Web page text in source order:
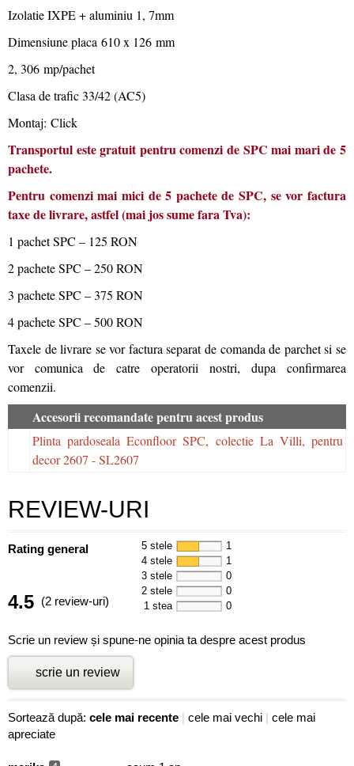
Izolatie IXPE + aluminiu 1, 7mm
Dimensiune placa 610 x 126 mm
2, 306 mp/pachet
Clasa de trafic 33/42 (AC5)
Montaj: Click
Transportul este gratuit pentru comenzi de SPC mai mari de 5
pachete.
Pentru comenzi mai mici de 5 pachete de SPC, se vor factura
taxe de livrare, astfel (mai jos sume fara Tva):
1 pachet SPC – 125 RON
2 pachete SPC – 250 RON
3 pachete SPC – 375 RON
4 pachete SPC – 500 RON
Taxele de livrare se vor factura separat de comanda de parchet si se
vor comunica de catre operatorii nostri, dupa confirmarea
comenzii.
Accesorii recomandate pentru acest produs
Plinta pardoseala Econfloor SPC, colectie La Villi, pentru
decor 2607 - SL2607
REVIEW-URI
Rating general
4.5 (2 review-uri)
5 stele
1
4 stele
1
3 stele
0
2 stele
0
1 stea
0
Scrie un review și spune-ne opinia ta despre acest produs
scrie un review
Sortează după: cele mai recente | cele mai vechi | cele mai
apreciate